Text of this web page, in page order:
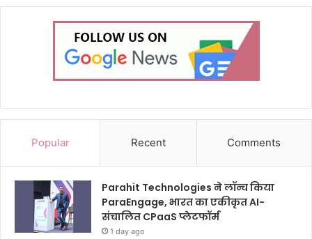
Popular Recent Comments
Parahit Technologies ने लॉन्च किया
ParaEngage, भारत का एकीकृत AI-
संचालित CPaaS प्लेटफॉर्म
1 day ago